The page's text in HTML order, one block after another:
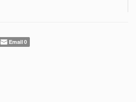
Email0